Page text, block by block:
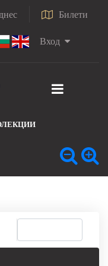
Билети
Вход